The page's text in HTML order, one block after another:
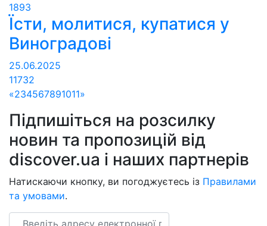
1893
Їсти, молитися, купатися у
Виноградові
25.06.2025
11732
«234567891011»
Підпишіться на розсилку
новин та пропозицій від
discover.ua і наших партнерів
Натискаючи кнопку, ви погоджуєтесь із Правилами
та умовами.
Email